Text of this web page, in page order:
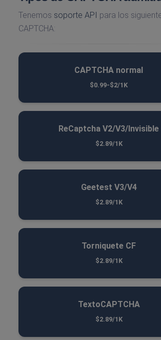
Tenemos soporte API para los
CAPTCHA:
CAPTCHA normal
$0.99-$2/1K
ReCaptcha V2/V3/Invisible
$2.89/1K
Geetest V3/V4
$2.89/1K
Torniquete CF
$2.89/1K
TextoCAPTCHA
$2.89/1K